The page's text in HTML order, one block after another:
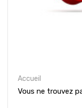
Accueil
Vous ne trouvez